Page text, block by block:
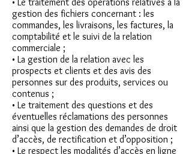
gestion des fichiers concernant : les
commandes, les livraisons, les factures, la
comptabilité et le suivi de la relation
commerciale ;
• La gestion de la relation avec les
prospects et clients et des avis des
personnes sur des produits, services ou
contenus ;
• Le traitement des questions et des
éventuelles réclamations des personnes
ainsi que la gestion des demandes de droit
d’accès, de rectification et d’opposition ;
• Le respect les modalités d’accès en ligne